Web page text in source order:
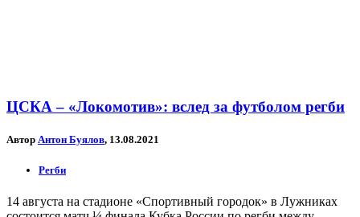
ЦСКА – «Локомотив»: вслед за футболом регби
Автор Антон Буялов, 13.08.2021
Регби
14 августа на стадионе «Спортивный городок» в Лужниках